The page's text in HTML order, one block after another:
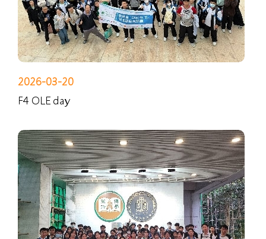
2026-03-20
F4 OLE day